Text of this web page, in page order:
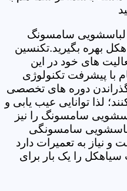
لباسشویی سامسونگ
بهره بگیرید.تکنسین
های خود در این
پیشرفت تکنولوژی
دوره های تخصصی
لذا توانایی عیب یابی و
سامسونگ را نیز
سامسونگی
نیاز به تعمیرات دارد
را یک بار برای